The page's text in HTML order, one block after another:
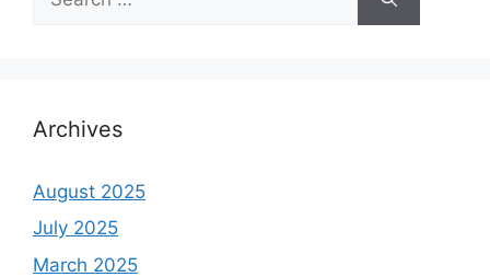
for:
Archives
August 2025
July 2025
March 2025